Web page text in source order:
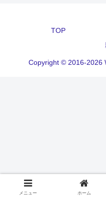
TOP
Copyright © 2016-2026
メニュー ホーム